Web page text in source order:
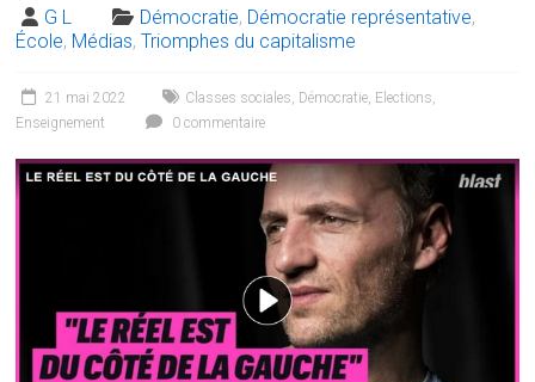
G L Démocratie, Démocratie représentative,
École, Médias,Triomphes du capitalisme
21 mai 2022 Classes sociales, Démocratie, Elections,
Enseignement
0 commentaire